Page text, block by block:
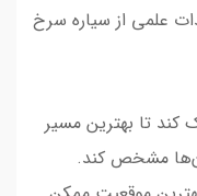
علمی از سیاره سرخ
کند تا بهترین مسیر
آن‌ها مشخص کند.